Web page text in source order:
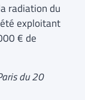
radiation du
exploitant
€ de
du 20